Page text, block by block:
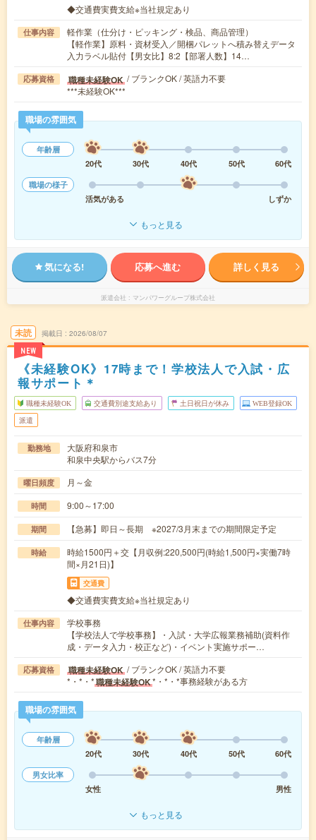
◆交通費実費支給※当社規定あり
仕事内容
軽作業（仕分け・ピッキング・検品、商品管理）
【軽作業】原料・資材受入／開梱パレットへ積み替えデータ
入力ラベル貼付【男女比】8:2【部署人数】14…
応募資格 職種未経験OK / ブランクOK / 英語力不要
***未経験OK***
職場の雰囲気
年齢層
20代
30代 40代 50代
60代
職場の様子
活気がある
しずか
もっと見る
気になる! 応募へ進む 詳しく見る
派遣会社 マンパワーグループ株式会社
未読
NEW
掲載日 2026/08/07
《未経験OK》17時まで！学校法人で入試・広
報サポート＊
職種未経験OK 交通費別途支給あり 土日祝日が休み WEB登録OK
派遣
勤務地
大阪府和泉市
和泉中央駅からバス7分
曜日頻度 月～金
時間 9:00～17:00
期間 【急募】即日～長期 ※2027/3月末までの期間限定予定
時給
時給1500円＋交【月収例:220,500円(時給1,500円×実働7時
間×月21日)】
交通費
◆交通費実費支給※当社規定あり
仕事内容
学校事務
【学校法人で学校事務】・入試・大学広報業務補助(資料作
成・データ入力・校正など)・イベント実施サポー…
応募資格 職種未経験OK / ブランクOK / 英語力不要
*・*・*職種未経験OK*・*・*事務経験がある方
職場の雰囲気
年齢層
20代
30代 40代 50代
60代
男女比率
女性
男性
もっと見る